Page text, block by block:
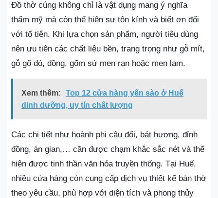
Đồ thờ cúng không chỉ là vật dụng mang ý nghĩa
thẩm mỹ mà còn thể hiện sự tôn kính và biết ơn đối
với tổ tiên. Khi lựa chọn sản phẩm, người tiêu dùng
nên ưu tiên các chất liệu bền, trang trọng như gỗ mít,
gỗ gõ đỏ, đồng, gốm sứ men rạn hoặc men lam.
Xem thêm:
Top 12 cửa hàng yến sào ở Huế
dinh dưỡng, uy tín chất lượng
Các chi tiết như hoành phi câu đối, bát hương, đỉnh
đồng, án gian,… cần được chạm khắc sắc nét và thể
hiện được tinh thần văn hóa truyền thống. Tại Huế,
nhiều cửa hàng còn cung cấp dịch vụ thiết kế bàn thờ
theo yêu cầu, phù hợp với diện tích và phong thủy